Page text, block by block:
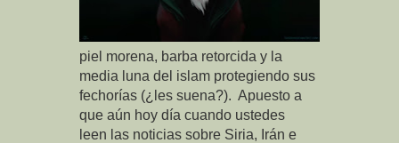
piel morena, barba retorcida y la
media luna del islam protegiendo sus
fechorías (¿les suena?). Apuesto a
que aún hoy día cuando ustedes
leen las noticias sobre Siria, Irán e